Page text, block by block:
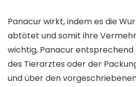
Panacur wirkt, indem es die
abtötet und somit ihre
wichtig, Panacur entsprechend
des Tierarztes oder der
und über den